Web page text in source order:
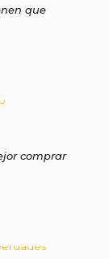
que
comprar